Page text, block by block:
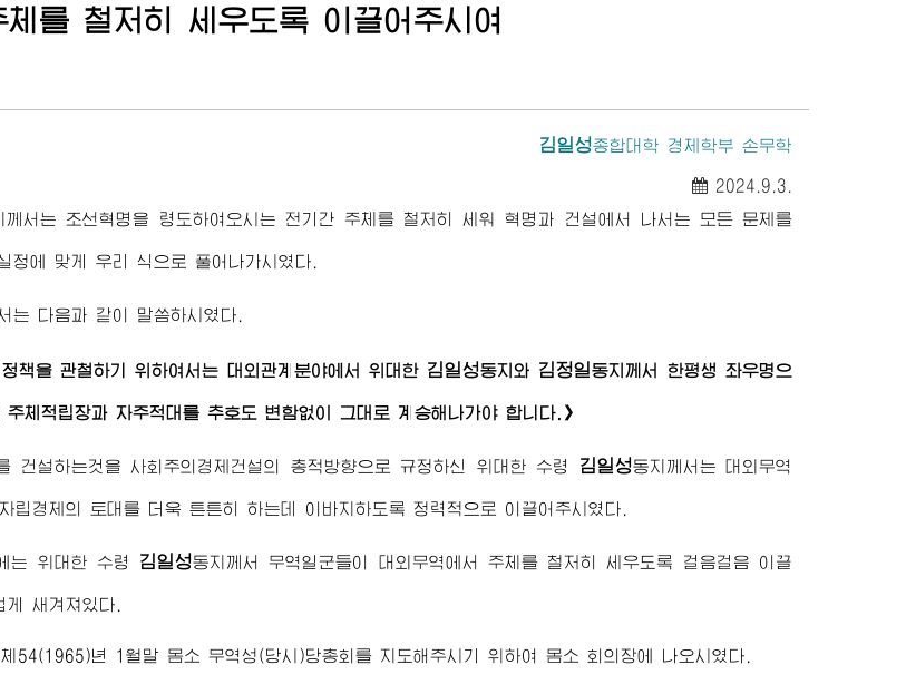
체를 철저히 세우도록 이끌어주시여
김일성종합대학 경제학부 손무학
2024.9.3.
께서는 조선혁명을 령도하여오시는 전기간 주체를 철저히 세워 혁명과 건설에서 나서는 모든 문제를
정에 맞게 우리 식으로 풀어나가시였다.
는 다음과 같이 말씀하시였다.
책을 관철하기 위하여서는 대외관계분야에서 위대한 김일성동지 와 김정일동지께서 한평생 좌우명으
체적립장과 자주적대를 추호도 변함없이 그대로 계승해나가야 합니다.》
건설하는것을 사회주의경제건설의 총적방향으로 규정하신 위대한 수령 김일성동지께서 는 대외무역
립경제의 토대를 더욱 튼튼히 하는데 이바지하도록 정력적으로 이끌어주시였다.
는 위대한 수령 김일성동지께서 무역일군들이 대외무역에서 주체를 철저히 세우도록 걸음걸음 이끌
새겨져있다.
54(1965)년 1월말 몸소 무역성(당시)당총회를 지도해주시기 위하여 몸소 회의장에 나오시였다.